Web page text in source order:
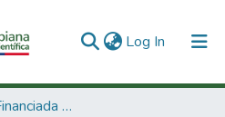
Log In (current)
1. Investigación Financiada con Recursos Públicos